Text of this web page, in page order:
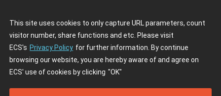
This site uses cookies to only capture URL parameters, count
visitor number, share functions and etc. Please visit
ECS's Privacy Policy for further information. By continue
browsing our website, you are hereby aware of and agree on
ECS' use of cookies by clicking "OK"